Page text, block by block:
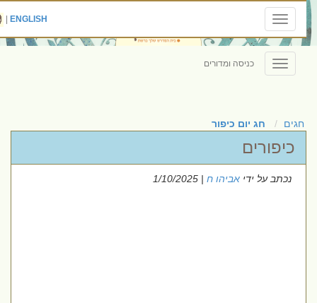
Toggle
navigation
ENGLISH
|
Toggle
navigation
כניסה ומדורים
חגים חג יום כיפור
כיפורים
נכתב על ידיאביהו ח| 1/10/2025